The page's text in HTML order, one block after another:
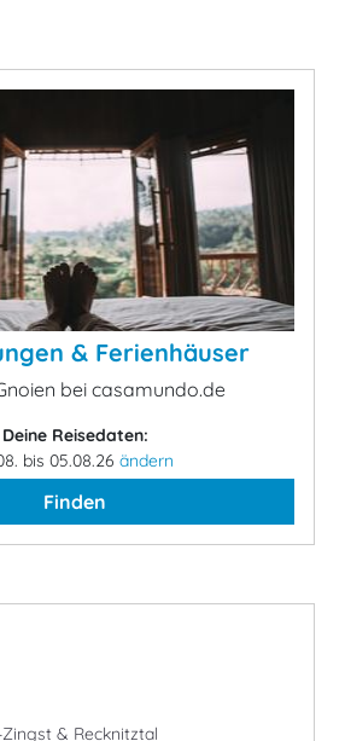
& Ferienhäuser
bei casamundo.de
Deine Reisedaten:
bis 05.08.26 ändern
Finden
& Recknitztal